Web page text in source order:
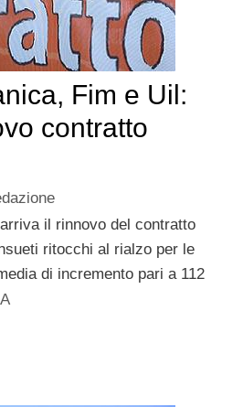
Fim e Uil:
contratto
il rinnovo del contratto
ritocchi al rialzo per le
di incremento pari a 112